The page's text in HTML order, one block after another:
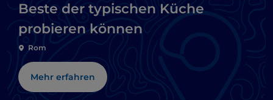
Beste der typischen Küche
probieren können
Rom
Mehr erfahren